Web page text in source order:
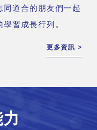
同道合的朋友們一起
習成長行列。
更多資訊 >